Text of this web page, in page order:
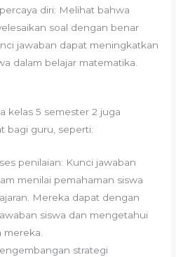
diri: Melihat bahwa
soal dengan benar
jawaban dapat meningkatkan
dalam belajar matematika.
kelas 5 semester 2 juga
bagi guru, seperti:
penilaian: Kunci jawaban
menilai pemahaman siswa
Mereka dapat dengan
siswa dan mengetahui
mereka.
strategi